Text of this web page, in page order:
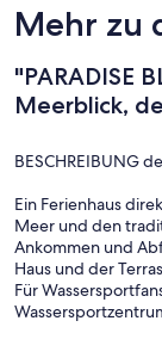
Mehr zu
"PARADISE
Meerblick,
BESCHREIBUNG
Ein Ferienhaus
Meer und den
Ankommen und
Haus und der
Für